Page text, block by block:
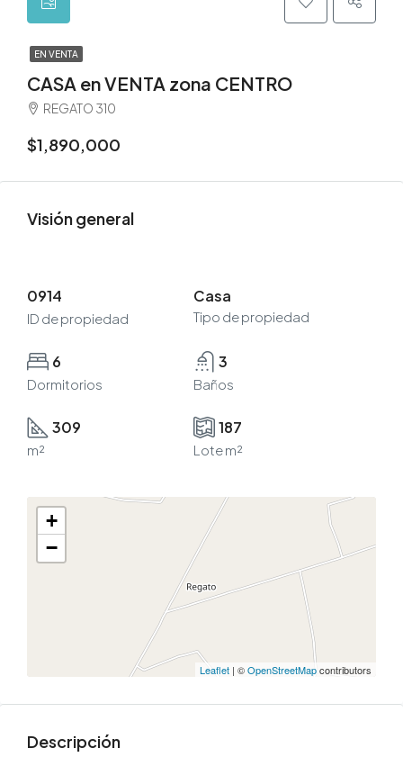
EN VENTA
CASA en VENTA zona CENTRO
REGATO 310
$1,890,000
Visión general
0914
ID de propiedad
Casa
Tipo de propiedad
6
Dormitorios
3
Baños
309
m²
187
Lote m²
+
−
Leaflet | ©OpenStreetMapcontributors
Descripción